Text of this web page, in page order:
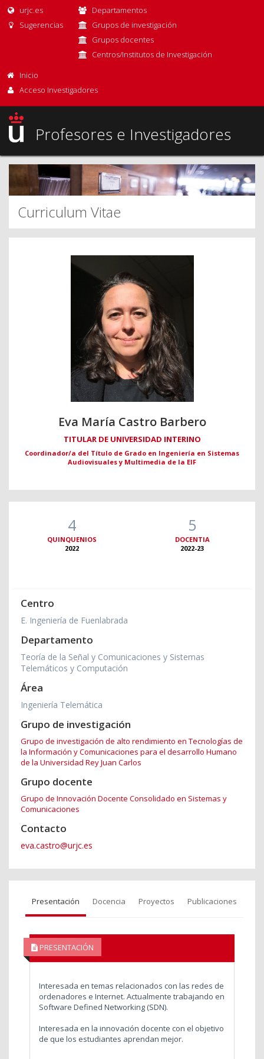
urjc.es
Sugerencias
Departamentos
Grupos de investigación
Grupos docentes
Centros/Institutos de Investigación
Inicio
Acceso Investigadores
Profesores e Investigadores
Curriculum Vitae
Eva María Castro Barbero
TITULAR DE UNIVERSIDAD INTERINO
Coordinador/a del Título de Grado en Ingeniería en Sistemas
Audiovisuales y Multimedia de la EIF
4
QUINQUENIOS
2022
5
DOCENTIA
2022-23
Centro
E. Ingeniería de Fuenlabrada
Departamento
Teoría de la Señal y Comunicaciones y Sistemas
Telemáticos y Computación
Área
Ingeniería Telemática
Grupo de investigación
Grupo de investigación de alto rendimiento en Tecnologías de
la Información y Comunicaciones para el desarrollo Humano
de la Universidad Rey Juan Carlos
Grupo docente
Grupo de Innovación Docente Consolidado en Sistemas y
Comunicaciones
Contacto
eva.castro@urjc.es
Presentación Docencia Proyectos Publicaciones
PRESENTACIÓN
Interesada en temas relacionados con las redes de
ordenadores e Internet. Actualmente trabajando en
Software Defined Networking (SDN).
Interesada en la innovación docente con el objetivo
de que los estudiantes aprendan mejor.